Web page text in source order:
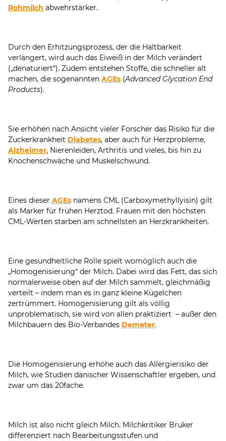
Rohmilch abwehrstärker.
Durch den Erhitzungsprozess, der die Haltbarkeit
verlängert, wird auch das Eiweiß in der Milch verändert
(„denaturiert“). Zudem entstehen Stoffe, die schneller alt
machen, die sogenannten AGEs (Advanced Glycation End
Products).
Sie erhöhen nach Ansicht vieler Forscher das Risiko für die
Zuckerkrankheit Diabetes, aber auch für Herzprobleme,
Alzheimer, Nierenleiden, Arthritis und vieles, bis hin zu
Knochenschwäche und Muskelschwund.
Eines dieser AGEs namens CML (Carboxymethyllyisin) gilt
als Marker für frühen Herztod. Frauen mit den höchsten
CML-Werten starben am schnellsten an Herzkrankheiten.
Eine gesundheitliche Rolle spielt womöglich auch die
„Homogenisierung“ der Milch. Dabei wird das Fett, das sich
normalerweise oben auf der Milch sammelt, gleichmäßig
verteilt – indem man es in ganz kleine Kügelchen
zertrümmert. Homogenisierung gilt als völlig
unproblematisch, sie wird von allen praktiziert – außer den
Milchbauern des Bio-Verbandes Demeter.
Die Homogenisierung erhöhe auch das Allergierisiko der
Milch, wie Studien dänischer Wissenschaftler ergeben, und
zwar um das 20fache.
Milch ist also nicht gleich Milch. Milchkritiker Bruker
differenziert nach Bearbeitungsstufen und